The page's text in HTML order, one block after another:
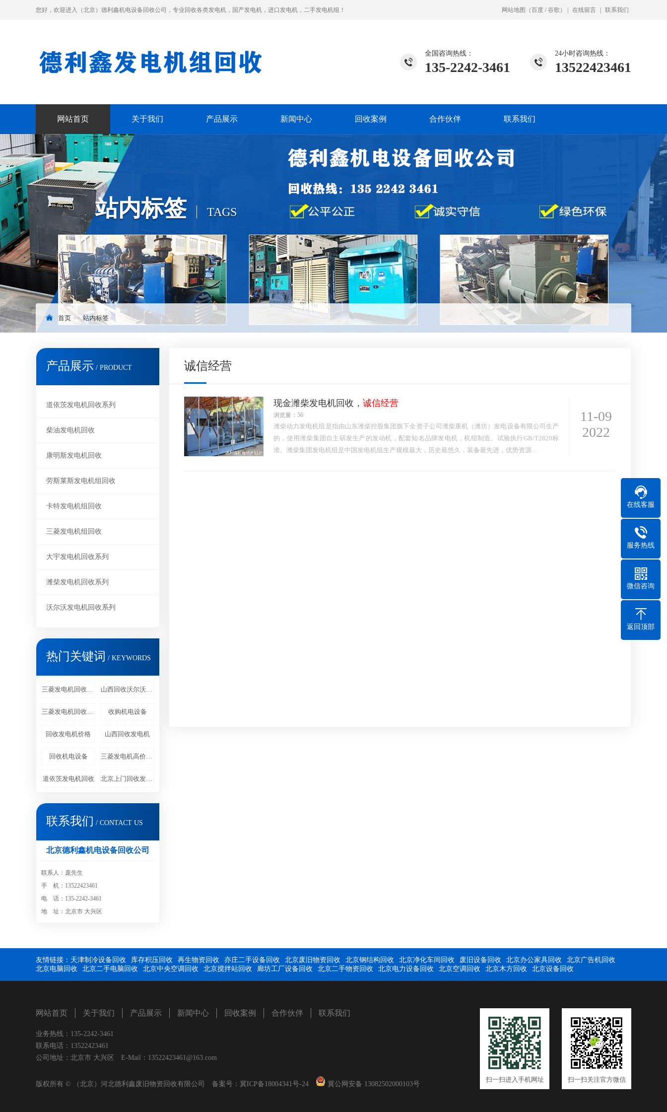
您好，欢迎进入（北京）德利鑫机电设备回收公司，专业回收各类发电机，国产发电机，进口发电机，二手发电机组！ 网站地图 （百度 / 谷歌 ） 在线留言 联系我们
24小时咨询热线：
13522423461
全国咨询热线：
135-2242-3461
网站首页 关于我们 产品展示 新闻中心 回收案例 合作伙伴 联系我们
站内标签 TAGS
.
首页 站内标签
产品展示 / PRODUCT
道依茨发电机回收系列
柴油发电机回收
康明斯发电机回收
劳斯莱斯发电机组回收
卡特发电机组回收
三菱发电机组回收
大宇发电机回收系列
潍柴发电机回收系列
沃尔沃发电机回收系列
热门关键词 / KEYWORDS
三菱发电机回收商家 山西回收沃尔沃发电机
三菱发电机回收价格 收购机电设备
回收发电机价格 山西回收发电机
回收机电设备 三菱发电机高价回收
道依茨发电机回收 北京上门回收发电机
联系我们 / CONTACT US
北京德利鑫机电设备回收公司
联系人：庞先生
手 机：13522423461
电 话：135-2242-3461
地 址：北京市 大兴区
诚信经营
现金潍柴发电机回收， 诚信经营
浏览量：56
潍柴动力发电机组是指由山东潍柴控股集团旗下全资子公司潍柴重机（潍坊）发电设备有限公司生产
的，使用潍柴集团自主研发生产的发动机，配套知名品牌发电机，机组制造、试验执行GB/T2820标
准。潍柴集团发电机组是中国发电机组生产规模最大，历史最悠久，装备最先进，优势资源…
11-09
2022
友情链接： 天津制冷设备回收 库存积压回收 再生物资回收 亦庄二手设备回收 北京废旧物资回收 北京钢结构回收 北京净化车间回收 废旧设备回收 北京办公家具回收
北京广告机回收
北京电脑回收
北京二手电脑回收 北京中央空调回收 北京搅拌站回收 廊坊工厂设备回收 北京二手物资回收 北京电力设备回收 北京空调回收 北京木方回收 北京设备回收
网站首页 关于我们 产品展示 新闻中心 回收案例 合作伙伴 联系我们
业务热线：135-2242-3461
联系电话：13522423461
公司地址：北京市 大兴区 E-Mail：13522423461@163.com
版权所有 © （北京）河北德利鑫废旧物资回收有限公司 备案号： 冀ICP备18004341号-24 冀公网安备 13082502000103号
扫一扫进入手机网址 扫一扫关注官方微信
在线客服
服务热线
微信咨询
返回顶部